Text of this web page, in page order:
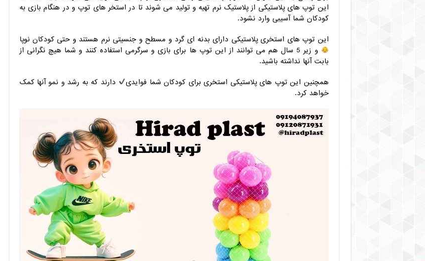
این توپ های پلاستیکی از پلاستیک نرم تهیه و تولید می شوند تا در استخر های توپ و در هنگام بازی به
کودکان شما آسیبی وارد نشود.
این توپ های استخری پلاستیکی دارای بدنه ای گرد و مسطح و جنسیتی نرم هستند و حتی کودکان نوپا
و زیر 5 سال هم می توانند از این توپ ها برای بازی و سرگرمی استفاده کنند و شما هیچ نگرانی از
بابت آنها نداشته باشید.
همچنین این توپ های پلاستیکی استخری برای کودکان شما فوایدی
دارند که به رشد و نمو آنها کمک
خواهد کرد.